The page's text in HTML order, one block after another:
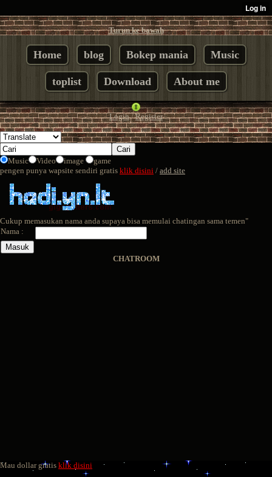
Turun ke bawah
Home blog Bokep mania Music
toplist Download About me
Login/Register
Music Video image
game
pengen punya wapsite sendiri gratis klik disini / add site
Cukup memasukan nama anda supaya bisa memulai chatingan sama temen"
Nama :
CHATROOM
Mau dollar gratis klik disini